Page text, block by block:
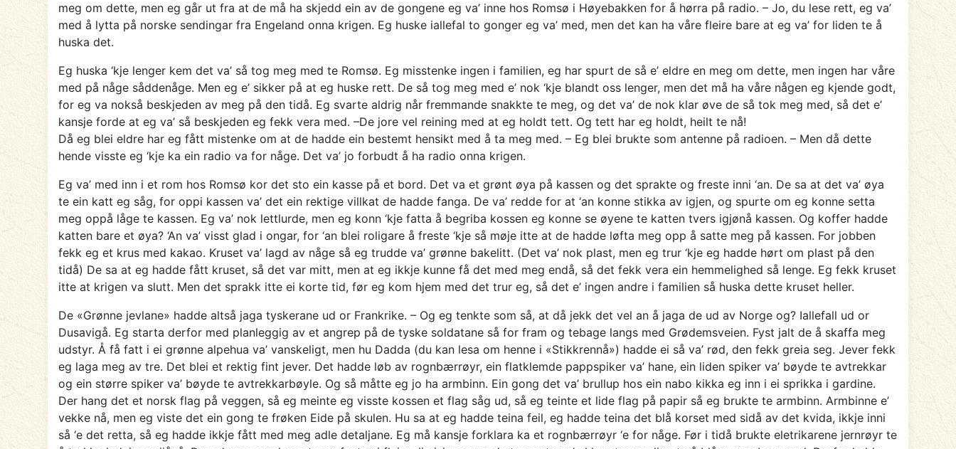
meg om dette, men eg går ut fra at de må ha skjedd ein av de gongene eg va’ inne hos Romsø i Høyebakken for å hørra på radio. – Jo, du lese rett, eg va’
med å lytta på norske sendingar fra Engeland onna krigen. Eg huske iallefal to gonger eg va’ med, men det kan ha våre fleire bare at eg va’ for liden te å
huska det.
Eg huska ‘kje lenger kem det va’ så tog meg med te Romsø. Eg misstenke ingen i familien, eg har spurt de så e’ eldre en meg om dette, men ingen har våre
med på någe såddenåge. Men eg e’ sikker på at eg huske rett. De så tog meg med e’ nok ‘kje blandt oss lenger, men det må ha våre någen eg kjende godt,
for eg va nokså beskjeden av meg på den tidå. Eg svarte aldrig når fremmande snakkte te meg, og det va’ de nok klar øve de så tok meg med, så det e’
kansje forde at eg va’ så beskjeden eg fekk vera med. –De jore vel reining med at eg holdt tett. Og tett har eg holdt, heilt te nå!
Då eg blei eldre har eg fått mistenke om at de hadde ein bestemt hensikt med å ta meg med. – Eg blei brukte som antenne på radioen. – Men då dette
hende visste eg ‘kje ka ein radio va for någe. Det va’ jo forbudt å ha radio onna krigen.
Eg va’ med inn i et rom hos Romsø kor det sto ein kasse på et bord. Det va et grønt øya på kassen og det sprakte og freste inni ‘an. De sa at det va’ øya
te ein katt eg såg, for oppi kassen va’ det ein rektige villkat de hadde fanga. De va’ redde for at ‘an konne stikka av igjen, og spurte om eg konne setta
meg oppå låge te kassen. Eg va’ nok lettlurde, men eg konn ‘kje fatta å begriba kossen eg konne se øyene te katten tvers igjønå kassen. Og koffer hadde
katten bare et øya? ‘An va’ visst glad i ongar, for ‘an blei roligare å freste ‘kje så møje itte at de hadde løfta meg opp å satte meg på kassen. For jobben
fekk eg et krus med kakao. Kruset va’ lagd av någe så eg trudde va’ grønne bakelitt. (Det va’ nok plast, men eg trur ‘kje eg hadde hørt om plast på den
tidå) De sa at eg hadde fått kruset, så det var mitt, men at eg ikkje kunne få det med meg endå, så det fekk vera ein hemmelighed så lenge. Eg fekk kruset
itte at krigen va slutt. Men det sprakk itte ei korte tid, før eg kom hjem med det trur eg, så det e’ ingen andre i familien så huska dette kruset heller.
De «Grønne jevlane» hadde altså jaga tyskerane ud or Frankrike. – Og eg tenkte som så, at då jekk det vel an å jaga de ud av Norge og? Iallefall ud or
Dusavigå. Eg starta derfor med planleggig av et angrep på de tyske soldatane så for fram og tebage langs med Grødemsveien. Fyst jalt de å skaffa meg
udstyr. Å få fatt i ei grønne alpehua va’ vanskeligt, men hu Dadda (du kan lesa om henne i «Stikkrennå») hadde ei så va’ rød, den fekk greia seg. Jever fekk
eg laga meg av tre. Det blei et rektig fint jever. Det hadde løb av rognbærrøyr, ein flatklemde pappspiker va’ hane, ein liden spiker va’ bøyde te avtrekkar
og ein større spiker va’ bøyde te avtrekkarbøyle. Og så måtte eg jo ha armbinn. Ein gong det va’ brullup hos ein nabo kikka eg inn i ei sprikka i gardine.
Der hang det et norsk flag på veggen, så eg meinte eg visste kossen et flag såg ud, så eg teinte et lide flag på papir så eg brukte te armbinn. Armbinne e’
vekke nå, men eg viste det ein gong te frøken Eide på skulen. Hu sa at eg hadde teina feil, eg hadde teina det blå korset med sidå av det kvida, ikkje inni
så ‘e det retta, så eg hadde ikkje fått med meg adle detaljane. Eg må kansje forklara ka et rognbærrøyr ‘e for någe. Før i tidå brukte eletrikarene jernrøyr te